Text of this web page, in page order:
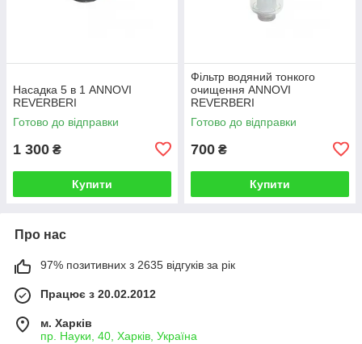
Насадка 5 в 1 ANNOVI
REVERBERI
Готово до відправки
1 300 ₴
Купити
Фільтр водяний тонкого
очищення ANNOVI
REVERBERI
Готово до відправки
700 ₴
Купити
Про нас
97% позитивних з 2635 відгуків за рік
Працює з 20.02.2012
м. Харків
пр. Науки, 40, Харків, Україна